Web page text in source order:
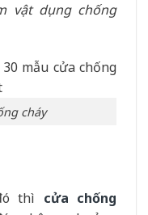
vật dụng chống
cháy
thì cửa chống